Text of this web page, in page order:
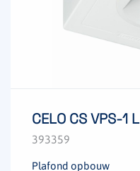
CELO CS VPS-1 L
393359
Plafond opbouw